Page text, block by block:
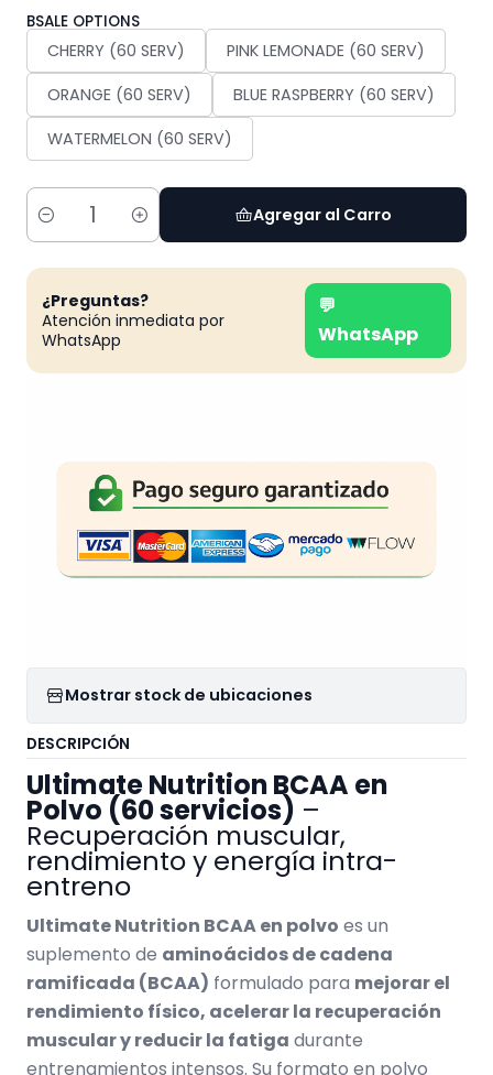
BSALE OPTIONS
CHERRY (60 SERV)
PINK LEMONADE (60 SERV)
ORANGE (60 SERV)
BLUE RASPBERRY (60 SERV)
WATERMELON (60 SERV)
Cantidad
Agregar al Carro
¿Preguntas?
Atención inmediata por
WhatsApp
💬
WhatsApp
Mostrar stock de ubicaciones
DESCRIPCIÓN
Ultimate Nutrition BCAA en
Polvo (60 servicios) –
Recuperación muscular,
rendimiento y energía intra-
entreno
Ultimate Nutrition BCAA en polvo es un
suplemento de aminoácidos de cadena
ramificada (BCAA) formulado para mejorar el
rendimiento físico, acelerar la recuperación
muscular y reducir la fatiga durante
entrenamientos intensos. Su formato en polvo